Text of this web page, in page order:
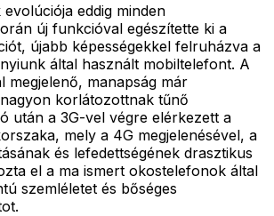
eddig minden
új funkcióval egészítette ki a
újabb képességekkel felruházva a
által használt mobiltelefont. A
megjelenő, manapság már
korlátozottnak tűnő
után a 3G-vel végre elérkezett a
mely a 4G megjelenésével, a
és lefedettségének drasztikus
el a ma ismert okostelefonok által
szemléletet és bőséges